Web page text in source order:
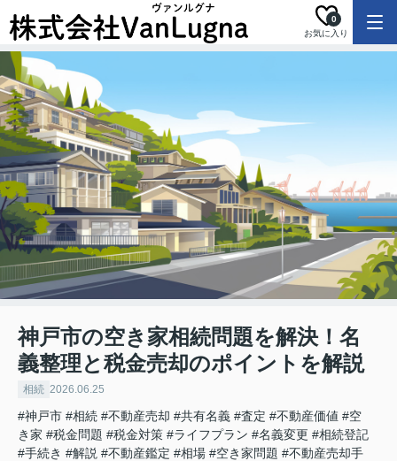
お気に入り
0
神戸市の空き家相続問題を解決！名
義整理と税金売却のポイントを解説
相続 2026.06.25
#神戸市 #相続 #不動産売却 #共有名義 #査定 #不動産価値 #空
き家 #税金問題 #税金対策 #ライフプラン #名義変更 #相続登記
#手続き #解説 #不動産鑑定 #相場 #空き家問題 #不動産売却手